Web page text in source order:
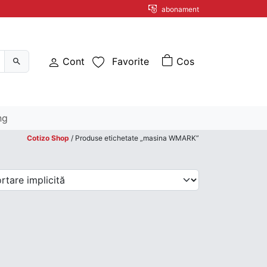
abonament
Cont Favorite
Cotizo Shop / Produse etichetate „masina WMARK”